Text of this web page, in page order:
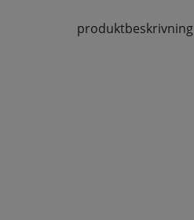
produktbeskrivning